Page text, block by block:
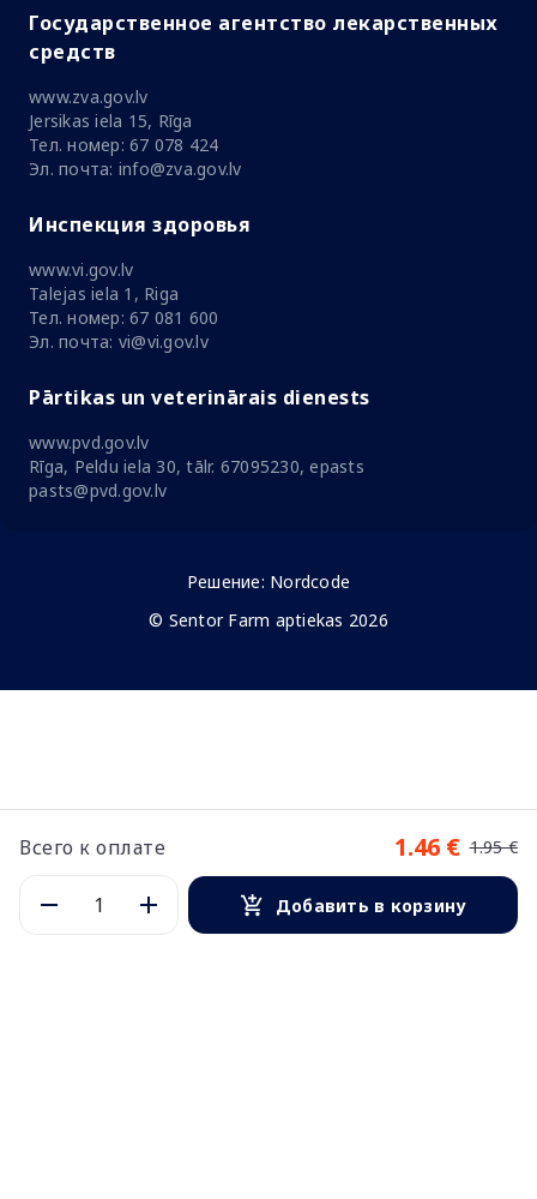
Всего к оплате 1.46 € 1.95 €
Добавить в корзину
Государственное агентство лекарственных
средств
www.zva.gov.lv
Jersikas iela 15, Rīga
Тел. номер: 67 078 424
Эл. почта: info@zva.gov.lv
Инспекция здоровья
www.vi.gov.lv
Talejas iela 1, Riga
Тел. номер: 67 081 600
Эл. почта: vi@vi.gov.lv
Pārtikas un veterinārais dienests
www.pvd.gov.lv
Rīga, Peldu iela 30, tālr. 67095230, epasts
pasts@pvd.gov.lv
Решение: Nordcode
© Sentor Farm aptiekas 2026